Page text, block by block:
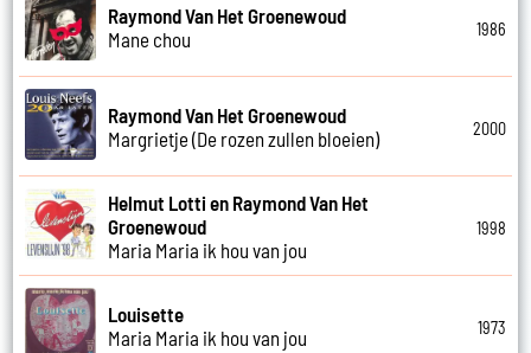
Raymond Van Het Groenewoud
Mane chou
1986
Raymond Van Het Groenewoud
Margrietje (De rozen zullen bloeien)
2000
Helmut Lotti en Raymond Van Het
Groenewoud
Maria Maria ik hou van jou
1998
Louisette
Maria Maria ik hou van jou
1973